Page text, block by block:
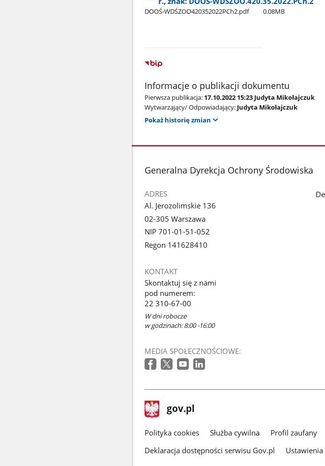
DOOŚ-WDŚZOO420352022PCh2.pdf 0.08MB
Informacje o publikacji dokumentu
Pierwsza publikacja: 17.10.2022 15:23 Judyta Mikołajczuk
Wytwarzający/ Odpowiadający: Judyta Mikołajczuk
Pokaż historię zmian
stopka
Generalna Dyrekcja Ochrony Środowiska
ADRES
Al. Jerozolimskie 136
02-305 Warszawa
NIP 701-01-51-052
Regon 141628410
KONTAKT
Skontaktuj się z nami
pod numerem:
22 310-67-00
W dni robocze
w godzinach: 8:00 -16:00
MEDIA SPOŁECZNOŚCIOWE:
stopka
gov.pl Strona
gov.pl
gov.pl
Polityka cookies Służba cywilna Profil zaufany
Deklaracja dostępności serwisu Gov.pl